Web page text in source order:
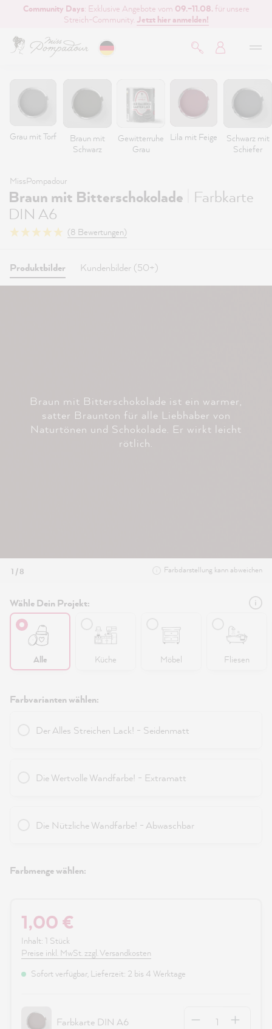
springen
Community Days: Exklusive Angebote vom 09.–11.08. für unsere
Streich-Community. Jetzt hier anmelden!
Grau mit Torf
Braun mit
Schwarz
Gewitterruhe
Grau
Lila mit Feige
Schwarz mit
Schiefer
MissPompadour
Braun mit Bitterschokolade
Farbkarte
DIN A6
(8 Bewertungen)
Produktbilder Kundenbilder (50+)
Braun mit Bitterschokolade ist ein warmer,
satter Braunton für alle Liebhaber von
Naturtönen und Schokolade. Er wirkt leicht
rötlich.
1 / 8 Farbdarstellung kann abweichen
Wähle Dein Projekt:
Alle Küche Möbel Fliesen
Farbvarianten wählen:
Der Alles Streichen Lack! - Seidenmatt
Die Wertvolle Wandfarbe! - Extramatt
Die Nützliche Wandfarbe! - Abwaschbar
Farbmenge wählen:
1,00 €
Inhalt: 1 Stück
Preise inkl. MwSt. zzgl. Versandkosten
Sofort verfügbar, Lieferzeit: 2 bis 4 Werktage
Farbkarte DIN A6